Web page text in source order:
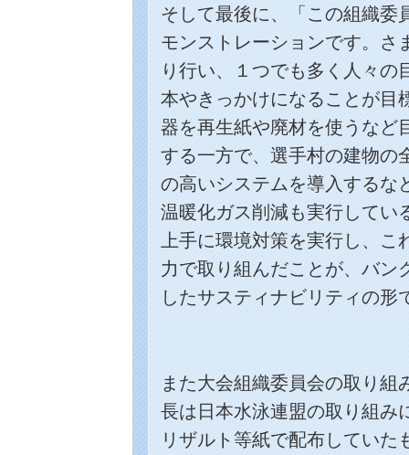
そして最後に、「この組織委
モンストレーションです。さ
り行い、１つでも多く人々の
本やきっかけになることが目
器を再生紙や廃材を使うなど
する一方で、選手村の建物の
の高いシステムを導入するな
温暖化ガス削減も実行してい
上手に環境対策を実行し、
力で取り組んだことが、バン
したサスティナビリティの形
また大会組織委員会の取り組
長は日本水泳連盟の取り組み
リザルト等紙で配布していた